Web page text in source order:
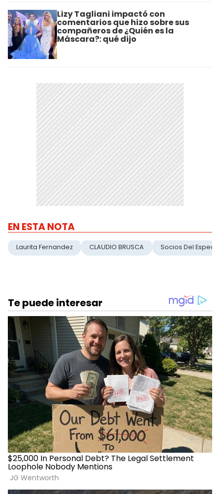
Lizy Tagliani impactó con
comentarios que hizo sobre sus
compañeros de ¿Quién es la
Máscara?: qué dijo
EN ESTA NOTA
Laurita Fernandez CLAUDIO BRUSCA Socios Del